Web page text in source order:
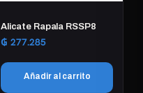
Alicate Rapala RSSP8
₲ 277.285
Añadir al carrito